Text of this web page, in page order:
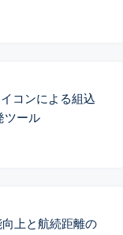
コンによる組込
ツール
上と航続距離の